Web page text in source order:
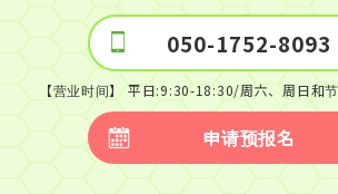
050-1752-8093
【营业时间】 平日:9:30-18:30/周六、周日和
申请预报名